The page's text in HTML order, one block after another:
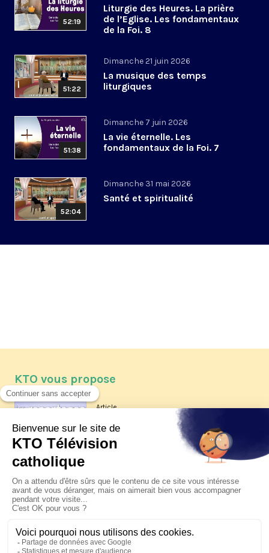
52:19
Liturgie des Heures. La prière
de l’Eglise. Les fondamentaux
de la Foi. 8
51:22
Dimanche 21 juin 2026
La musique des temps
liturgiques
51:38
Dimanche 7 juin 2026
La vie éternelle. Les
fondamentaux de la Foi. 7
52:04
Dimanche 31 mai 2026
Santé et spiritualité
KTO vous propose
Article
Les reportages d'été 2026 de KTO
La visite pastorale du pape Léon
XIV à Assise à suivre sur KTO le
jeudi 6 août
Le pape en Uruguay, Argentine et
Pérou du 6 au 17 novembre 2026